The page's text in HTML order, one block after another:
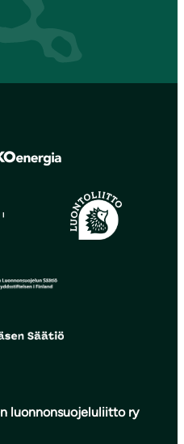
luonnonsuojeluliitto ry